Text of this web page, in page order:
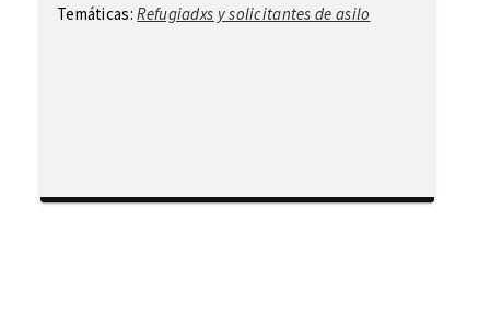
Temáticas: Refugiadxs y solicitantes de asilo